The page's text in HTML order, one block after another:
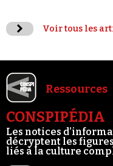
Voir tous les
Ressources
CONSPIPÉDIA
Les notices
décryptent les
liés à la culture